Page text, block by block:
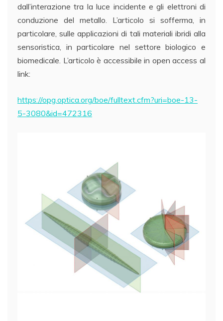
dall’interazione tra la luce incidente e gli elettroni di
conduzione del metallo. L’articolo si sofferma, in
particolare, sulle applicazioni di tali materiali ibridi alla
sensoristica, in particolare nel settore biologico e
biomedicale. L’articolo è accessibile in open access al
link:
https://opg.optica.org/boe/fulltext.cfm?uri=boe-13-
5-3080&id=472316